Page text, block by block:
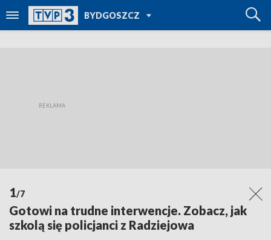
BYDGOSZCZ
TVP REGIONY
1/7
Gotowi na trudne interwencje. Zobacz, jak
szkolą się policjanci z Radziejowa